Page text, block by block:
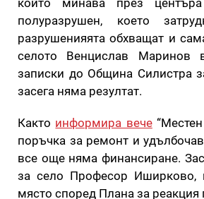
който минава през
полуразрушен, което
разрушенияята обхващат и
селото Венцислав Маринов
записки до Община Силистра
засега няма резултат.
Както информира вече
поръчка за ремонт и
все още няма финансиране.
за село Професор Иширково,
място според Плана за